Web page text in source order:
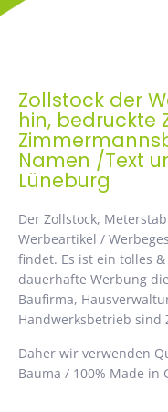
Zollstock der
hin, bedruckte
Namen /Text
Lüneburg
Der Zollstock,
Werbeartikel /
findet. Es ist ein tolles
dauerhafte Werbung
Baufirma,
Handwerksbetrieb sind
Daher wir verwenden
Bauma / 100% Made in